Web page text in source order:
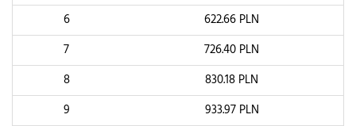
6
622.66 PLN
7
726.40 PLN
8
830.18 PLN
9
933.97PLN